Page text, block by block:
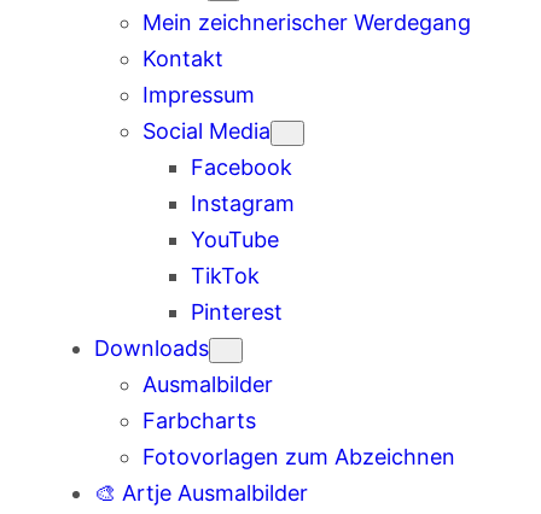
Mein zeichnerischer Werdegang
Kontakt
Impressum
Social Media
Facebook
Instagram
YouTube
TikTok
Pinterest
Downloads
Ausmalbilder
Farbcharts
Fotovorlagen zum Abzeichnen
🎨 Artje Ausmalbilder